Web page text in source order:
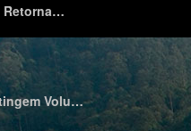
Retorna…
Volu…